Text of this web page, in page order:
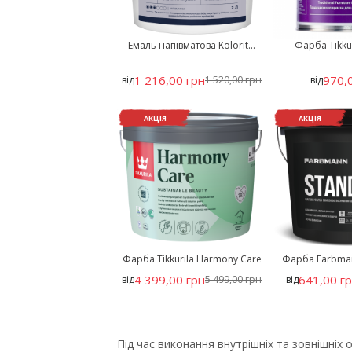
Емаль напівматова Kolorit...
від1 216,00 грн1 520,00 грн
Фарба
від
АКЦІЯ
Фарба Tikkurila Harmony Care
від4 399,00 грн5 499,00 грн
АКЦІЯ
Фарба
від641,00
Під час виконання внутрішніх та